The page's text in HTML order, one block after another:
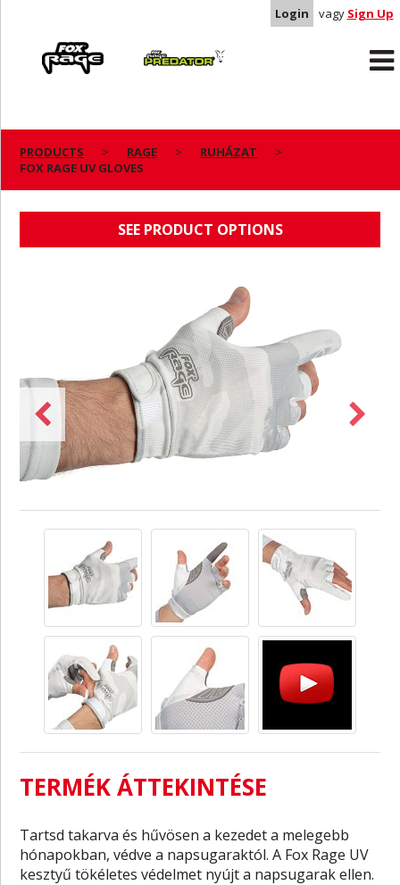
Login vagy Sign Up
Predator
PRODUCTS RAGE
RUHÁZAT
FOX RAGE UV GLOVES
SEE PRODUCT OPTIONS
TERMÉK ÁTTEKINTÉSE
Tartsd takarva és hűvösen a kezedet a melegebb
hónapokban, védve a napsugaraktól. A Fox Rage UV
kesztyű tökéletes védelmet nyújt a napsugarak ellen.